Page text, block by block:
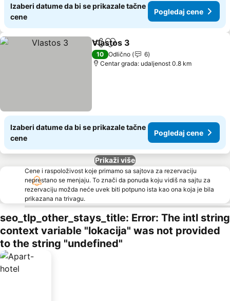
Izaberi datume da bi se prikazale tačne
cene
Pogledaj cene
Deli Dodati u favorite
Vlastos 3
10 Odlično
6
Centar grada: udaljenost 0.8 km
Izaberi datume da bi se prikazale tačne
cene
Pogledaj cene
Prikaži više
Cene i raspoloživost koje primamo sa sajtova za rezervaciju
neprestano se menjaju. To znači da ponuda koju vidiš na sajtu za
rezervaciju možda neće uvek biti potpuno ista kao ona koja je bila
prikazana na trivagu.
seo_tlp_other_stays_title: Error: The intl string
context variable "lokacija" was not provided
to the string "undefined"